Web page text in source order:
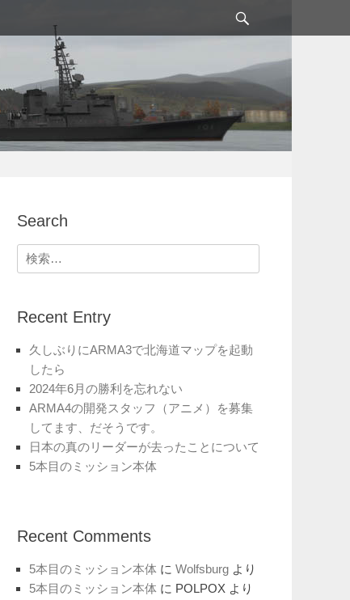
Search
検
索:
Recent Entry
久しぶりにARMA3で北海道マップを起動
したら
2024年6月の勝利を忘れない
ARMA4の開発スタッフ（アニメ）を募集
してます、だそうです。
日本の真のリーダーが去ったことについて
5本目のミッション本体
Recent Comments
5本目のミッション本体 に Wolfsburg より
5本目のミッション本体 に POLPOX より